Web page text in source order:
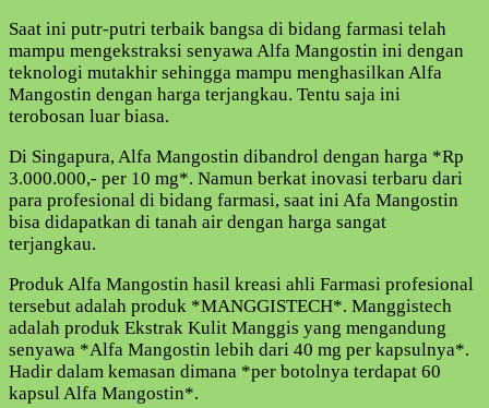
Saat ini putr-putri terbaik bangsa di bidang farmasi telah
mampu mengekstraksi senyawa Alfa Mangostin ini dengan
teknologi mutakhir sehingga mampu menghasilkan Alfa
Mangostin dengan harga terjangkau. Tentu saja ini
terobosan luar biasa.
Di Singapura, Alfa Mangostin dibandrol dengan harga *Rp
3.000.000,- per 10 mg*. Namun berkat inovasi terbaru dari
para profesional di bidang farmasi, saat ini Afa Mangostin
bisa didapatkan di tanah air dengan harga sangat
terjangkau.
Produk Alfa Mangostin hasil kreasi ahli Farmasi profesional
tersebut adalah produk *MANGGISTECH*. Manggistech
adalah produk Ekstrak Kulit Manggis yang mengandung
senyawa *Alfa Mangostin lebih dari 40 mg per kapsulnya*.
Hadir dalam kemasan dimana *per botolnya terdapat 60
kapsul Alfa Mangostin*.